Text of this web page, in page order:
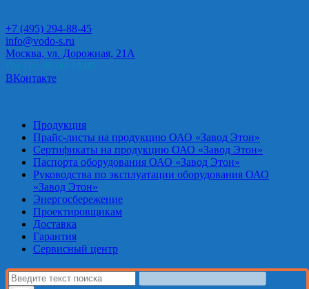
+7 (495) 294-88-45
info@vodo-s.ru
Москва, ул. Дорожная, 21А
ВКонтакте
Продукция
Прайс-листы на продукцию ОАО «Завод Этон»
Сертификаты на продукцию ОАО «Завод Этон»
Паспорта оборудования ОАО «Завод Этон»
Руководства по эксплуатации оборудования ОАО
«Завод Этон»
Энергосбережение
Проектировщикам
Доставка
Гарантия
Сервисный центр